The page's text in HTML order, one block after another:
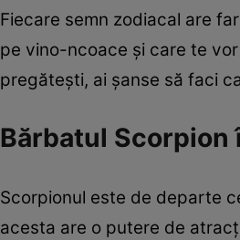
Fiecare semn zodiacal are
pe vino-ncoace şi care te
pregăteşti, ai şanse să faci
Bărbatul
Scorpionul este de departe
acesta are o putere de